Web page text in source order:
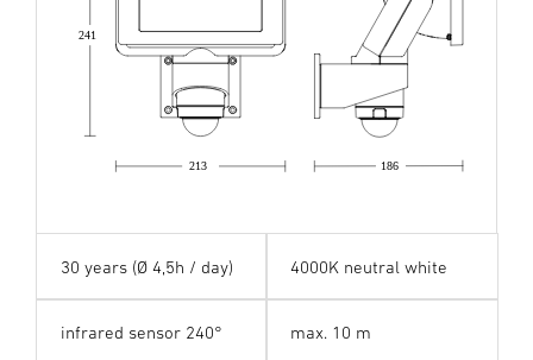
186
213
241
30 years (Ø 4,5h / day) 4000K neutral white
infrared sensor 240° max. 10 m